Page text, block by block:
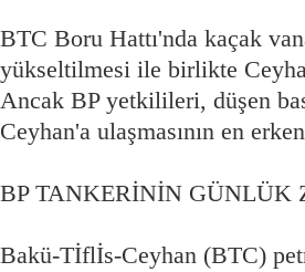
BTC Boru Hattı'nda kaçak
yükseltilmesi ile birlikte
Ancak BP yetkilileri, düşen
Ceyhan'a ulaşmasının en
BP TANKERİNİN GÜNLÜK
Bakü-Tİflİs-Ceyhan (BTC)